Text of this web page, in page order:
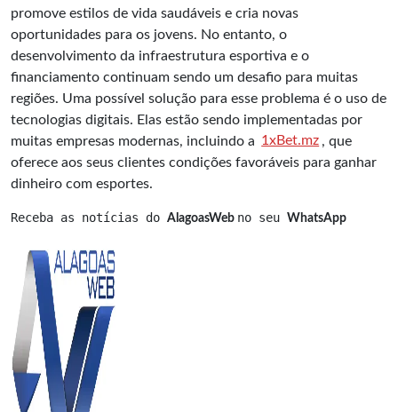
promove estilos de vida saudáveis e cria novas
oportunidades para os jovens. No entanto, o
desenvolvimento da infraestrutura esportiva e o
financiamento continuam sendo um desafio para muitas
regiões. Uma possível solução para esse problema é o uso de
tecnologias digitais. Elas estão sendo implementadas por
muitas empresas modernas, incluindo a 1xBet.mz , que
oferece aos seus clientes condições favoráveis para ganhar
dinheiro com esportes.
Receba as notícias do AlagoasWeb no seu WhatsApp